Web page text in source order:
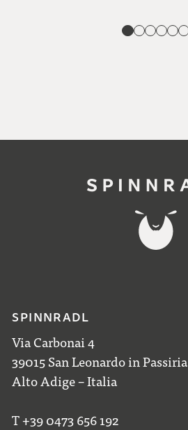
SPINNRADL
Via Carbonai 4
39015 San Leonardo in Passiria
Alto Adige – Italia
T +39 0473 656 192